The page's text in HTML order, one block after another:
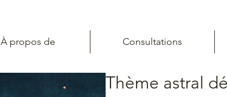
À propos de Consultations
Thème astral